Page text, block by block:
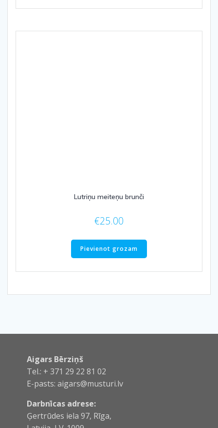
Lutriņu meiteņu brunči
€25.00
Pievienot grozam
Darbnīcas adrese:
Ģertrūdes iela 97, Rīga,
Aigars Bērziņš
Tel.: + 371 29 22 81 02
E-pasts: aigars@musturi.lv